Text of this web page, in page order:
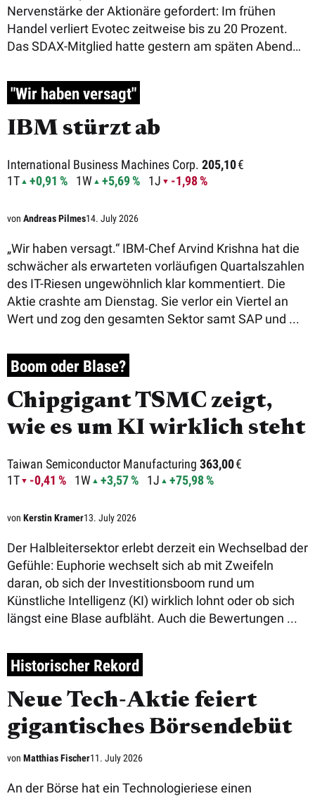
Nervenstärke der Aktionäre gefordert: Im frühen
Handel verliert Evotec zeitweise bis zu 20 Prozent.
Das SDAX-Mitglied hatte gestern am späten Abend
"Wir haben versagt"
IBM stürzt ab
International Business Machines Corp. 205,10€
1T
+0,91 % 1W +5,69 % 1J -1,98 %
von Andreas Pilmes14. July 2026
„Wir haben versagt.“ IBM-Chef Arvind Krishna hat die
schwächer als erwarteten vorläufigen Quartalszahlen
des IT-Riesen ungewöhnlich klar kommentiert. Die
Aktie crashte am Dienstag. Sie verlor ein Viertel an
Wert und zog den gesamten Sektor samt SAP und ...
Boom oder Blase?
Chipgigant TSMC zeigt,
wie es um KI wirklich steht
Taiwan Semiconductor Manufacturing 363,00€
1T
-0,41 % 1W +3,57 % 1J +75,98 %
von Kerstin Kramer13. July 2026
Der Halbleitersektor erlebt derzeit ein Wechselbad der
Gefühle: Euphorie wechselt sich ab mit Zweifeln
daran, ob sich der Investitionsboom rund um
Künstliche Intelligenz (KI) wirklich lohnt oder ob sich
längst eine Blase aufbläht. Auch die Bewertungen ...
Historischer Rekord
Neue Tech‑Aktie feiert
gigantisches Börsendebüt
von Matthias Fischer11. July 2026
An der Börse hat ein Technologieriese einen